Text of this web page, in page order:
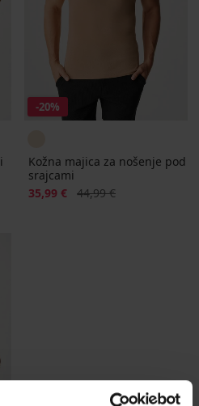
-20%
Kožna majica za nošenje pod
srajcami
Popust
35,99 € Prvotna cena
44,99 €